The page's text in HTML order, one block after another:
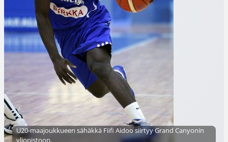
U20-maajoukkueen sähäkkä Fiifi Aidoo siirtyy Grand Canyonin
yliopistoon.